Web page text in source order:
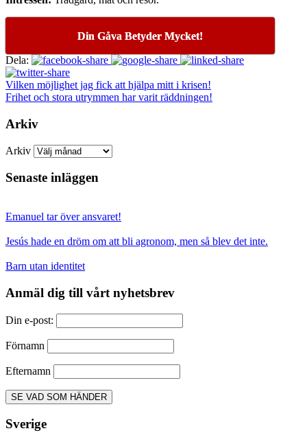
Din Gåva Betyder Mycket!
Dela:
Vilken möjlighet jag fick att hjälpa mitt i krisen!
Frihet och stora utrymmen har varit räddningen!
Arkiv
Arkiv
Senaste inläggen
Emanuel tar över ansvaret!
Jesús hade en dröm om att bli agronom, men så blev det inte.
Barn utan identitet
Anmäl dig till vårt nyhetsbrev
Din e-post:
Förnamn
Efternamn
Sverige